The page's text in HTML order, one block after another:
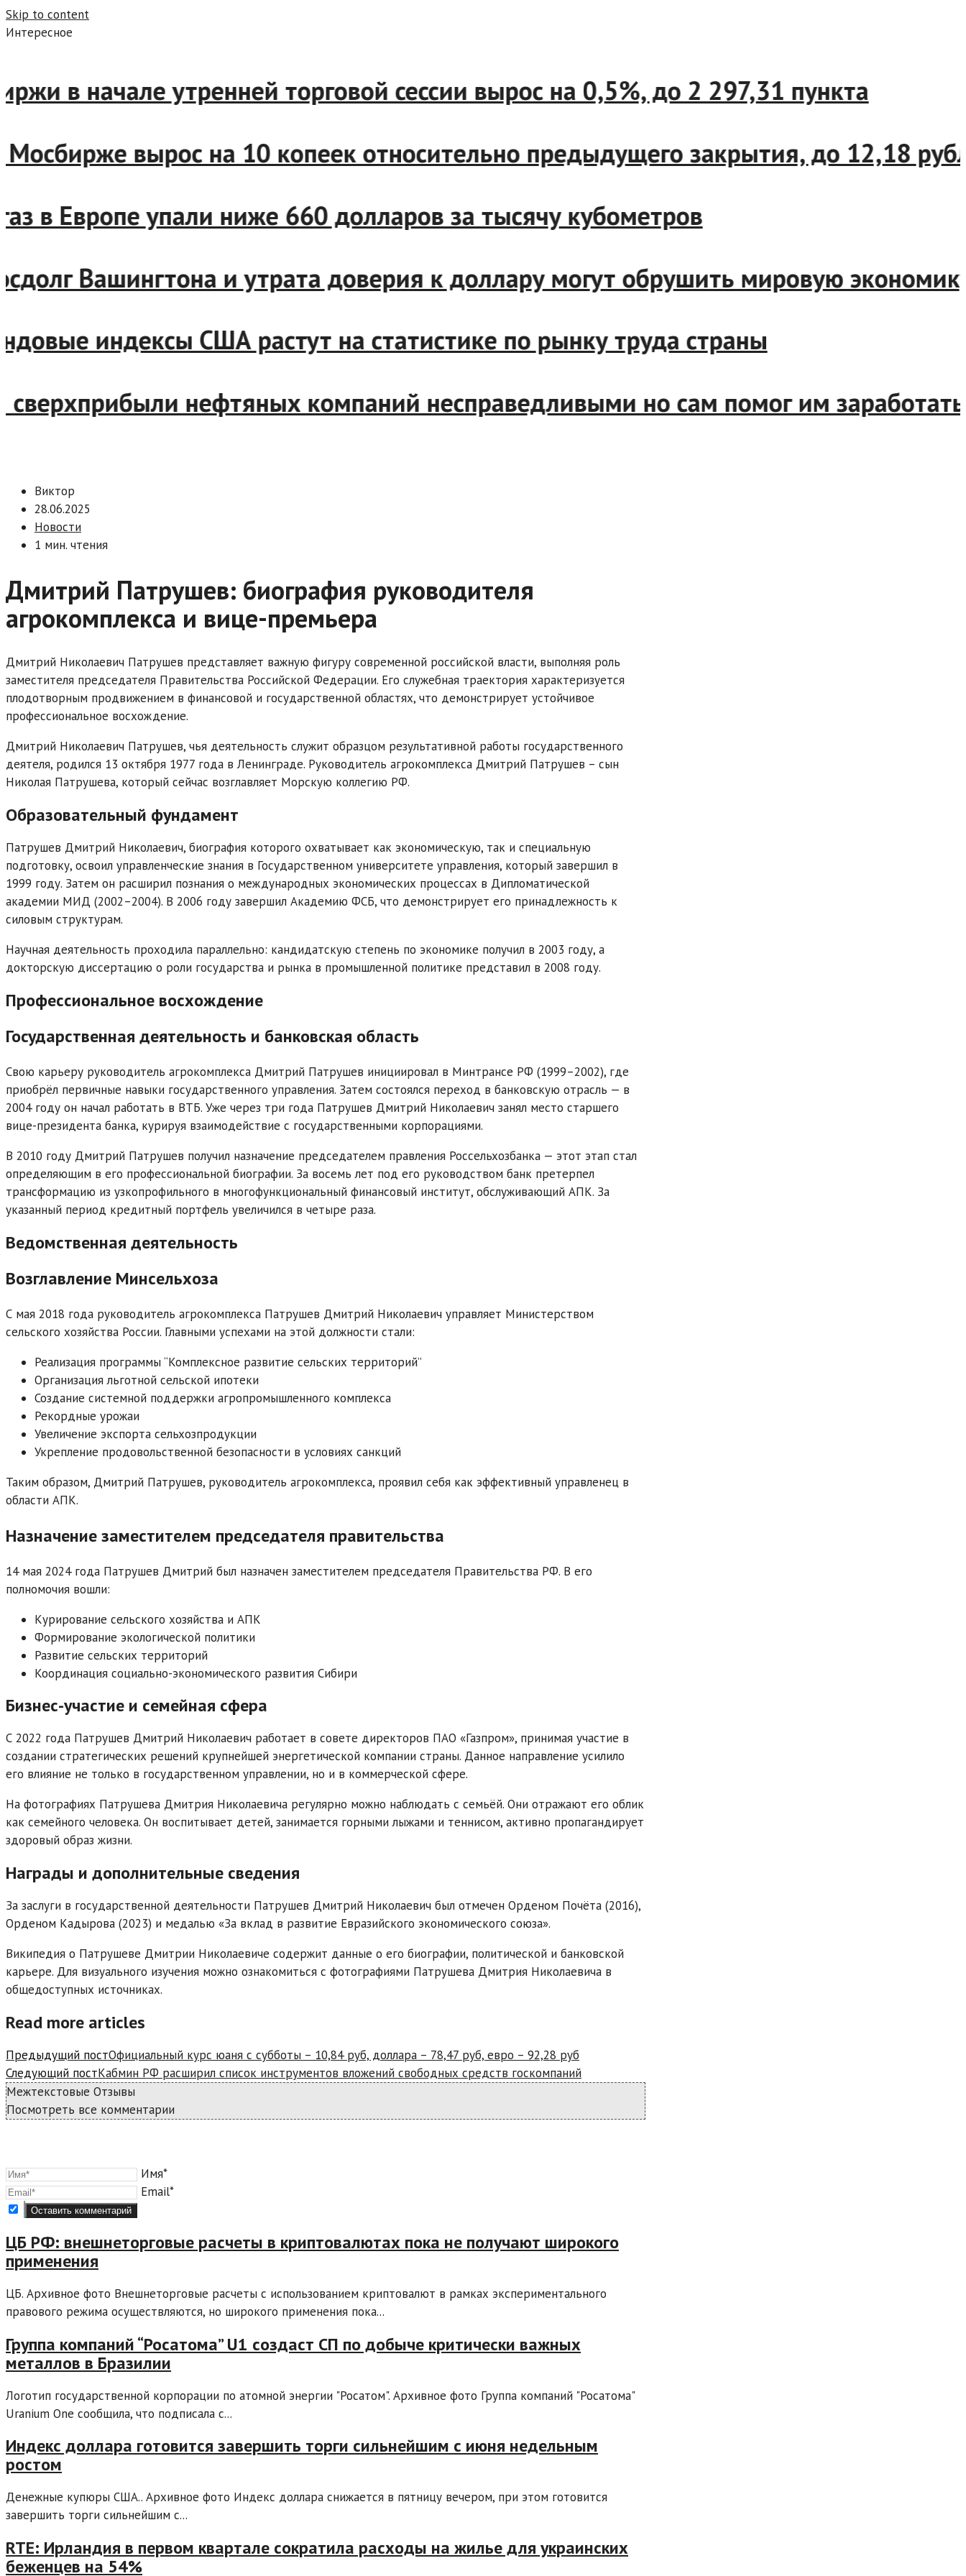
Skip to content
Интересное
в начале утренней торговой сессии вырос на 0,5%, до 2 297,31 пункта
вырос на 10 копеек относительно предыдущего закрытия, до 12,18 рубля
в Европе упали ниже 660 долларов за тысячу кубометров
Вашингтона и утрата доверия к доллару могут обрушить мировую экономику
индексы США растут на статистике по рынку труда страны
нефтяных компаний несправедливыми но сам помог им заработать
Виктор
28.06.2025
Новости
1 мин. чтения
Дмитрий Патрушев: биография руководителя
агрокомплекса и вице-премьера
Дмитрий Николаевич Патрушев представляет важную фигуру современной российской власти, выполняя роль
заместителя председателя Правительства Российской Федерации. Его служебная траектория характеризуется
плодотворным продвижением в финансовой и государственной областях, что демонстрирует устойчивое
профессиональное восхождение.
Дмитрий Николаевич Патрушев, чья деятельность служит образцом результативной работы государственного
деятеля, родился 13 октября 1977 года в Ленинграде. Руководитель агрокомплекса Дмитрий Патрушев – сын
Николая Патрушева, который сейчас возглавляет Морскую коллегию РФ.
Образовательный фундамент
Патрушев Дмитрий Николаевич, биография которого охватывает как экономическую, так и специальную
подготовку, освоил управленческие знания в Государственном университете управления, который завершил в
1999 году. Затем он расширил познания о международных экономических процессах в Дипломатической
академии МИД (2002–2004). В 2006 году завершил Академию ФСБ, что демонстрирует его принадлежность к
силовым структурам.
Научная деятельность проходила параллельно: кандидатскую степень по экономике получил в 2003 году, а
докторскую диссертацию о роли государства и рынка в промышленной политике представил в 2008 году.
Профессиональное восхождение
Государственная деятельность и банковская область
Свою карьеру руководитель агрокомплекса Дмитрий Патрушев инициировал в Минтрансе РФ (1999–2002), где
приобрёл первичные навыки государственного управления. Затем состоялся переход в банковскую отрасль — в
2004 году он начал работать в ВТБ. Уже через три года Патрушев Дмитрий Николаевич занял место старшего
вице-президента банка, курируя взаимодействие с государственными корпорациями.
В 2010 году Дмитрий Патрушев получил назначение председателем правления Россельхозбанка — этот этап стал
определяющим в его профессиональной биографии. За восемь лет под его руководством банк претерпел
трансформацию из узкопрофильного в многофункциональный финансовый институт, обслуживающий АПК. За
указанный период кредитный портфель увеличился в четыре раза.
Ведомственная деятельность
Возглавление Минсельхоза
С мая 2018 года руководитель агрокомплекса Патрушев Дмитрий Николаевич управляет Министерством
сельского хозяйства России. Главными успехами на этой должности стали:
Реализация программы “Комплексное развитие сельских территорий”
Организация льготной сельской ипотеки
Создание системной поддержки агропромышленного комплекса
Рекордные урожаи
Увеличение экспорта сельхозпродукции
Укрепление продовольственной безопасности в условиях санкций
Таким образом, Дмитрий Патрушев, руководитель агрокомплекса, проявил себя как эффективный управленец в
области АПК.
Назначение заместителем председателя правительства
14 мая 2024 года Патрушев Дмитрий был назначен заместителем председателя Правительства РФ. В его
полномочия вошли:
Курирование сельского хозяйства и АПК
Формирование экологической политики
Развитие сельских территорий
Координация социально-экономического развития Сибири
Бизнес-участие и семейная сфера
С 2022 года Патрушев Дмитрий Николаевич работает в совете директоров ПАО «Газпром», принимая участие в
создании стратегических решений крупнейшей энергетической компании страны. Данное направление усилило
его влияние не только в государственном управлении, но и в коммерческой сфере.
На фотографиях Патрушева Дмитрия Николаевича регулярно можно наблюдать с семьёй. Они отражают его облик
как семейного человека. Он воспитывает детей, занимается горными лыжами и теннисом, активно пропагандирует
здоровый образ жизни.
Награды и дополнительные сведения
За заслуги в государственной деятельности Патрушев Дмитрий Николаевич был отмечен Орденом Почёта (2016),
Орденом Кадырова (2023) и медалью «За вклад в развитие Евразийского экономического союза».
Википедия о Патрушеве Дмитрии Николаевиче содержит данные о его биографии, политической и банковской
карьере. Для визуального изучения можно ознакомиться с фотографиями Патрушева Дмитрия Николаевича в
общедоступных источниках.
Read more articles
Предыдущий постОфициальный курс юаня с субботы – 10,84 руб, доллара – 78,47 руб, евро – 92,28 руб
Следующий постКабмин РФ расширил список инструментов вложений свободных средств госкомпаний
Межтекстовые Отзывы
Посмотреть все комментарии
Имя*
Email*
ЦБ РФ: внешнеторговые расчеты в криптовалютах пока не получают широкого
применения
ЦБ. Архивное фото Внешнеторговые расчеты с использованием криптовалют в рамках экспериментального
правового режима осуществляются, но широкого применения пока...
Группа компаний “Росатома” U1 создаст СП по добыче критически важных
металлов в Бразилии
Логотип государственной корпорации по атомной энергии "Росатом". Архивное фото Группа компаний "Росатома"
Uranium One сообщила, что подписала с...
Индекс доллара готовится завершить торги сильнейшим с июня недельным
ростом
Денежные купюры США.. Архивное фото Индекс доллара снижается в пятницу вечером, при этом готовится
завершить торги сильнейшим с...
RTE: Ирландия в первом квартале сократила расходы на жилье для украинских
беженцев на 54%